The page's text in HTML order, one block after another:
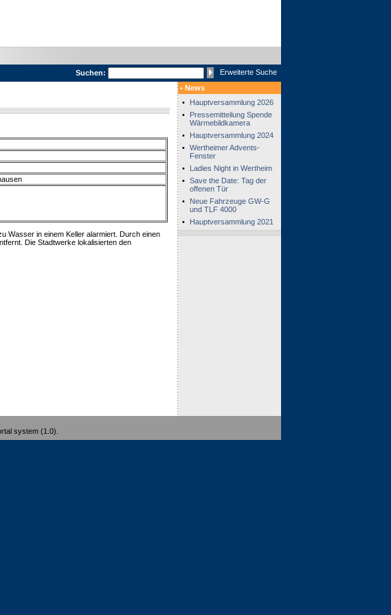
Suchen: Erweiterte Suche
Wasser in einem Keller alarmiert. Durch einen
Die Stadtwerke lokalisierten den
• News
•
Hauptversammlung 2026
•
Pressemitteilung Spende
Wärmebildkamera
•
Hauptversammlung 2024
• Wertheimer Advents-
Fenster
•
Ladies Night in Wertheim
• Save the Date: Tag der
offenen Tür
•
Neue Fahrzeuge GW-G
und TLF 4000
•
Hauptversammlung 2021
system (1.0).